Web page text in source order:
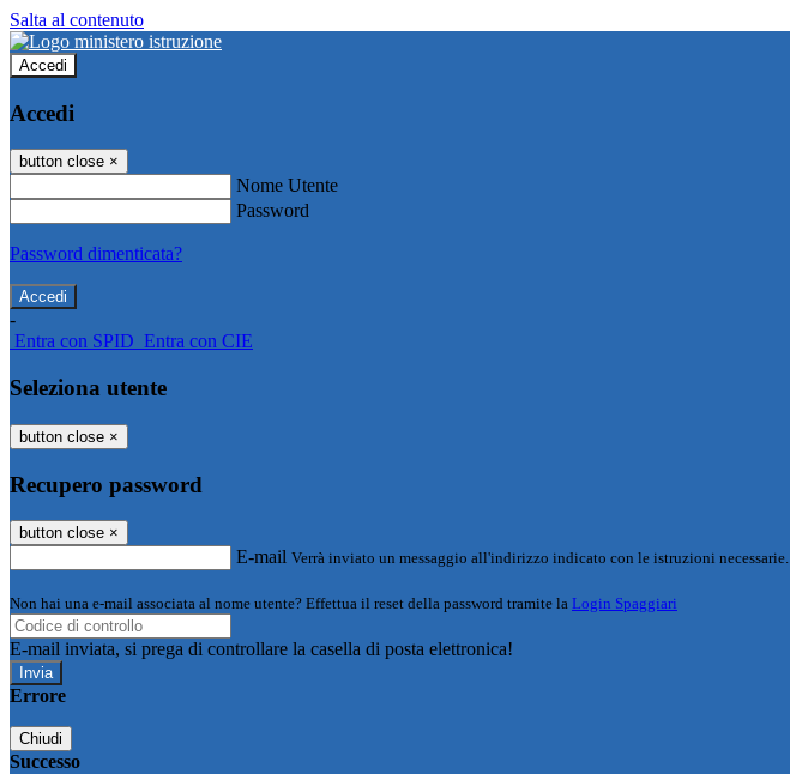
Salta al contenuto
Accedi
Accedi
button close ×
Nome Utente
Password
Password dimenticata?
-
Entra con SPID Entra con CIE
Seleziona utente
button close ×
Recupero password
button close ×
E-mail Verrà inviato un messaggio all'indirizzo indicato con le istruzioni necessarie.
Non hai una e-mail associata al nome utente? Effettua il reset della password tramite la Login Spaggiari
E-mail inviata, si prega di controllare la casella di posta elettronica!
Errore
Chiudi
Successo